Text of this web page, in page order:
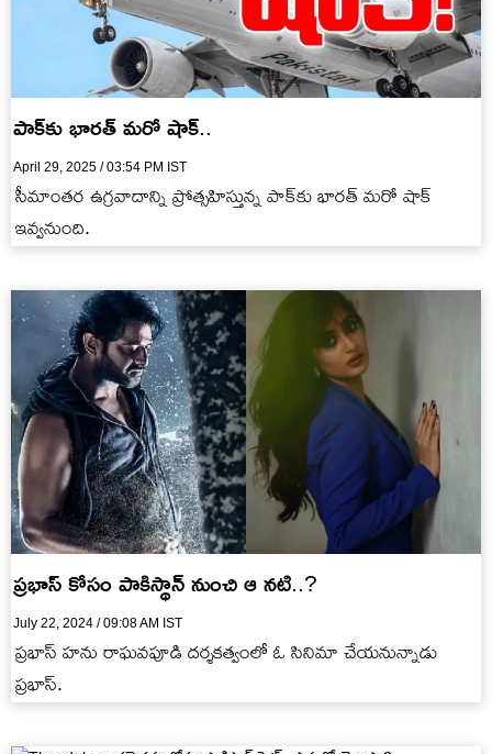
పాక్‌కు భార‌త్ మ‌రో షాక్..
April 29, 2025 / 03:54 PM IST
సీమాంత‌ర ఉగ్ర‌వాదాన్ని ప్రోత్స‌హిస్తున్న పాక్‌కు భార‌త్ మ‌రో షాక్
ఇవ్వ‌నుంది.
ప్రభాస్ కోసం పాకిస్థాన్ నుంచి ఆ నటి..?
July 22, 2024 / 09:08 AM IST
ప్రభాస్ హను రాఘవపూడి దర్శకత్వంలో ఓ సినిమా చేయనున్నాడు
ప్రభాస్.